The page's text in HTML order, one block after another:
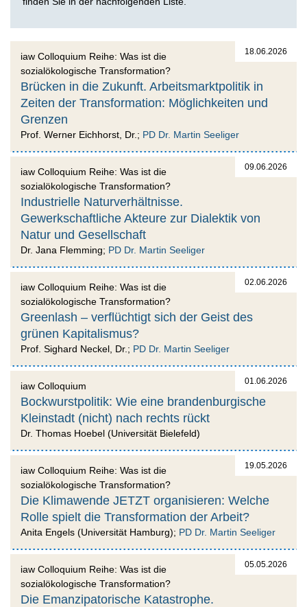
18.06.2026
iaw Colloquium Reihe: Was ist die
sozialökologische Transformation?
Brücken in die Zukunft. Arbeitsmarktpolitik in
Zeiten der Transformation: Möglichkeiten und
Grenzen
Prof. Werner Eichhorst, Dr.; PD Dr. Martin Seeliger
09.06.2026
iaw Colloquium Reihe: Was ist die
sozialökologische Transformation?
Industrielle Naturverhältnisse.
Gewerkschaftliche Akteure zur Dialektik von
Natur und Gesellschaft
Dr. Jana Flemming; PD Dr. Martin Seeliger
02.06.2026
iaw Colloquium Reihe: Was ist die
sozialökologische Transformation?
Greenlash – verflüchtigt sich der Geist des
grünen Kapitalismus?
Prof. Sighard Neckel, Dr.; PD Dr. Martin Seeliger
01.06.2026
iaw Colloquium
Bockwurstpolitik: Wie eine brandenburgische
Kleinstadt (nicht) nach rechts rückt
Dr. Thomas Hoebel (Universität Bielefeld)
19.05.2026
iaw Colloquium Reihe: Was ist die
sozialökologische Transformation?
Die Klimawende JETZT organisieren: Welche
Rolle spielt die Transformation der Arbeit?
Anita Engels (Universität Hamburg); PD Dr. Martin Seeliger
05.05.2026
iaw Colloquium Reihe: Was ist die
sozialökologische Transformation?
Die Emanzipatorische Katastrophe.